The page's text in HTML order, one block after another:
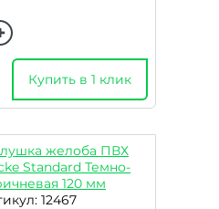
Купить в 1 клик
желоба ПВХ
Standard Темно-
120 мм
12467